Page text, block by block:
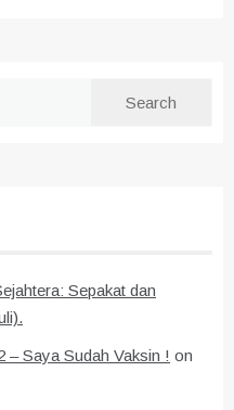
Sepakat dan
– Saya Sudah Vaksin ! on